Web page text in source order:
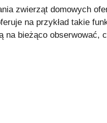
zwierząt domowych
na przykład takie
na bieżąco obserwować,